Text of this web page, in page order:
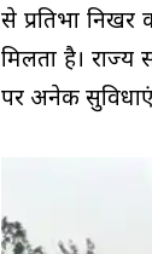
से प्रतिभा
मिलता है।
पर अनेक सुविधाएं